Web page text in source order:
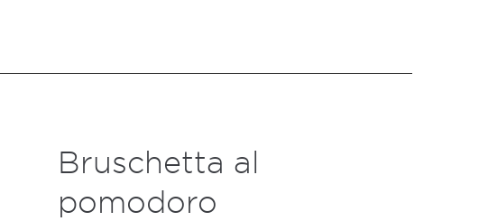
Bruschetta al
pomodoro